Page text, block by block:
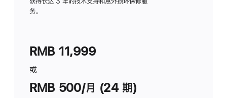
务。
RMB 11,999
或
RMB 500/月 (24 期)